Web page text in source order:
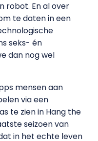
robot. En al over
te daten in een
seks- én
dan nog wel
mensen aan
via een
te zien in Hang the
seizoen van
in het echte leven